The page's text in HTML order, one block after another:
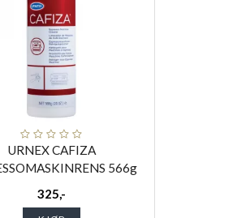
URNEX CAFIZA
566g
325,-